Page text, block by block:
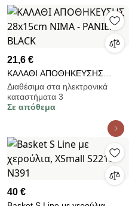
21,6 €
ΚΑΛΑΘΙ ΑΠΟΘΗΚΕΥΣΗΣ
28x15cm NIMA - PANIER
BLACK
Διαθέσιμα στα ηλεκτρονικά
καταστήματα 3
Σε απόθεμα
40 €